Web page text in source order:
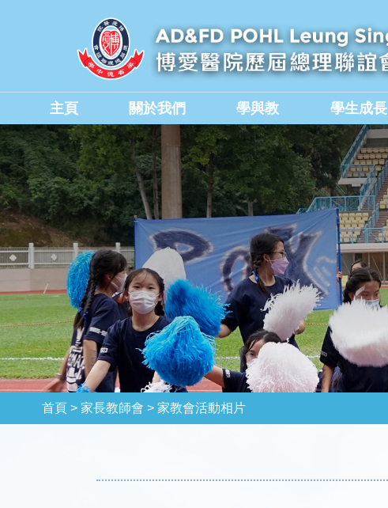
主頁 關於我們 學與教 學生成長
首頁 > 家長教師會 > 家教會活動相片